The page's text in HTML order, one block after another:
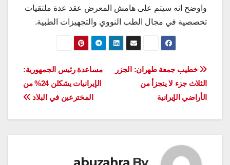
واوضح انه سيتم على هامش المعرض عقد عدة ملتقيات
تخصصية في مجال الطب النووي والتجهيزات الطبية.
تصفّح
المقالات
مساعدة رئيس الجمهورية:
الإيرانيات يشكلن 24% من
المخترعين في البلاد
خطيب جمعة طهران: الجزر
الثلاث جزء لا يتجزأ من
الأراضي الإيرانية